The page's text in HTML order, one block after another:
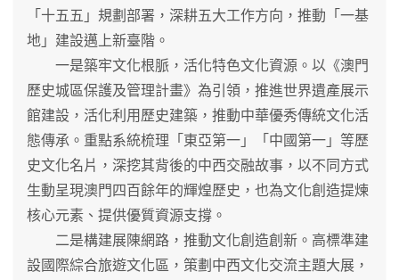
「十五五」規劃部署，深耕五大工作方向，推動「一基
地」建設邁上新臺階。
一是築牢文化根脈，活化特色文化資源。以《澳門
歷史城區保護及管理計畫》為引領，推進世界遺產展示
館建設，活化利用歷史建築，推動中華優秀傳統文化活
態傳承。重點系統梳理「東亞第一」「中國第一」等歷
史文化名片，深挖其背後的中西交融故事，以不同方式
生動呈現澳門四百餘年的輝煌歷史，也為文化創造提煉
核心元素、提供優質資源支撐。
二是構建展陳網路，推動文化創造創新。高標準建
設國際綜合旅遊文化區，策劃中西文化交流主題大展，